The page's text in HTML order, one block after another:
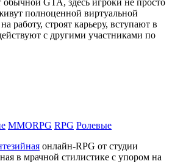
GTA, здесь игроки не просто
полноценной виртуальной
работу, строят карьеру, вступают в
с другими участниками по
MMORPG RPG Ролевые
онлайн-RPG от студии
в мрачной стилистике с упором на